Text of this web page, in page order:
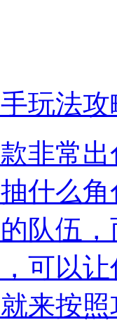
玩法
非常
什么
队伍
可以
来按